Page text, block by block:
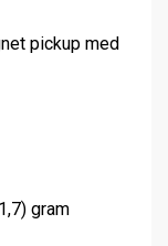
pickup med
gram